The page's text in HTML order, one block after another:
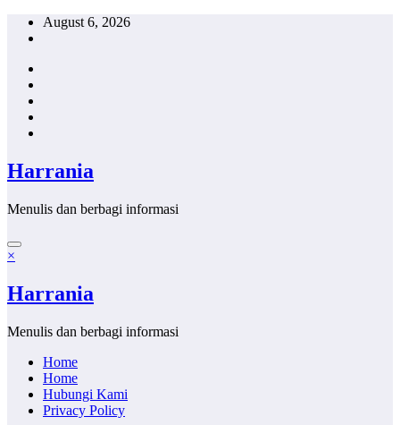
Skip
August 6, 2026
Harrania
Menulis dan berbagi informasi
×
Harrania
Menulis dan berbagi informasi
Home
Home
Hubungi Kami
Privacy Policy